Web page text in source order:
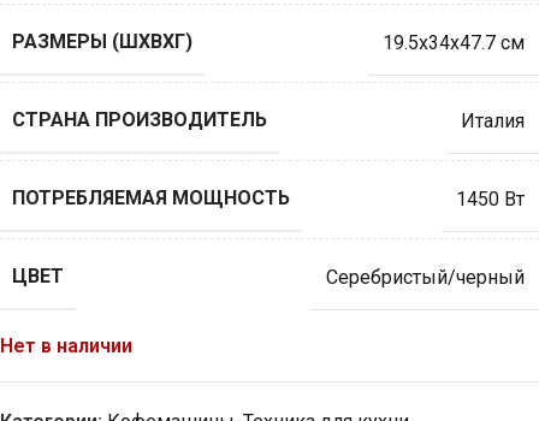
РАЗМЕРЫ (ШХВХГ) 19.5x34x47.7 см
СТРАНА ПРОИЗВОДИТЕЛЬ Италия
ПОТРЕБЛЯЕМАЯ МОЩНОСТЬ 1450 Вт
ЦВЕТ Серебристый/черный
Нет в наличии